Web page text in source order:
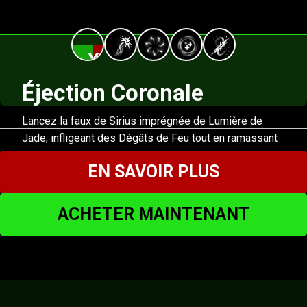
X
Éjection Coronale
Lancez la faux de Sirius imprégnée de Lumière de
Jade, infligeant des Dégâts de Feu tout en ramassant
Gravitique.
EN SAVOIR PLUS
ACHETER MAINTENANT